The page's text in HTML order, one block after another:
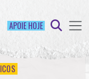
APOIE HOJE